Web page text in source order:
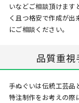
いなどご相談頂けます
く且つ格安で作成が出
にご相談ください。
品質重
手ぬぐいは伝統工芸品
特注制作をお考えの際